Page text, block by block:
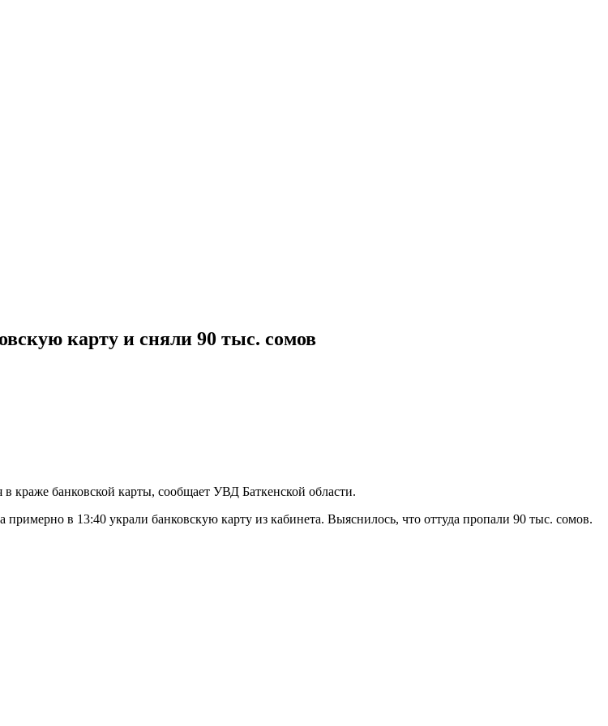
карту и сняли 90 тыс. сомов
краже банковской карты, сообщает УВД Баткенской области.
в 13:40 украли банковскую карту из кабинета. Выяснилось, что оттуда пропали 90 тыс. сомов.